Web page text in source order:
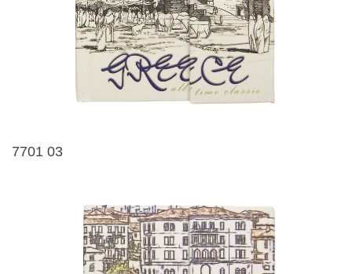
7701 03